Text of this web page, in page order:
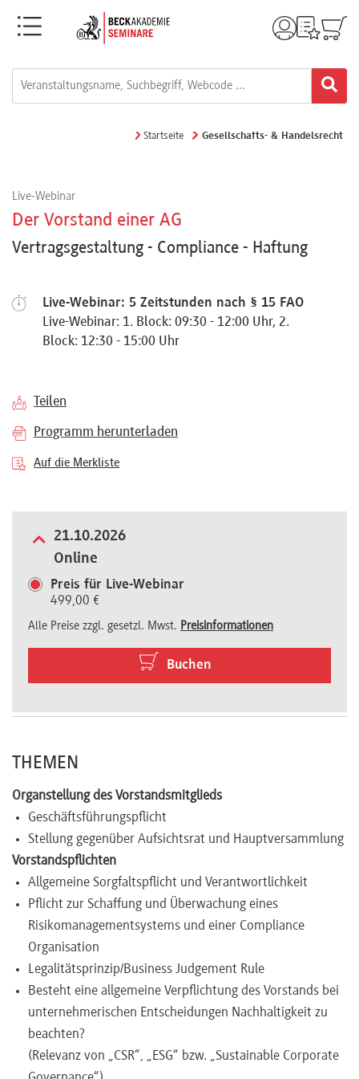
Menü
e-
Learnings
Über
Preisvorteile
FAQ
Startseite Gesellschafts- & Handelsrecht
Live-Webinar
Der Vorstand einer AG
Vertragsgestaltung - Compliance - Haftung
Live-Webinar: 5 Zeitstunden nach § 15 FAO
Live-Webinar: 1. Block: 09:30 - 12:00 Uhr, 2.
Block: 12:30 - 15:00 Uhr
Teilen
Programm herunterladen
Auf die Merkliste
21.10.2026
Online
Preis für Live-Webinar
499,00 €
Alle Preise zzgl. gesetzl. Mwst. Preisinformationen
Buchen
THEMEN
Organstellung des Vorstandsmitglieds
Geschäftsführungspflicht
Stellung gegenüber Aufsichtsrat und Hauptversammlung
Vorstandspflichten
Allgemeine Sorgfaltspflicht und Verantwortlichkeit
Pflicht zur Schaffung und Überwachung eines
Risikomanagementsystems und einer Compliance
Organisation
Legalitätsprinzip/Business Judgement Rule
Besteht eine allgemeine Verpflichtung des Vorstands bei
unternehmerischen Entscheidungen Nachhaltigkeit zu
beachten?
(Relevanz von „CSR“, „ESG“ bzw. „Sustainable Corporate